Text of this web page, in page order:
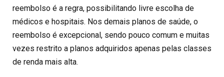
reembolso é a regra, possibilitando livre escolha de
médicos e hospitais. Nos demais planos de saúde, o
reembolso é excepcional, sendo pouco comum e muitas
vezes restrito a planos adquiridos apenas pelas classes
de renda mais alta.